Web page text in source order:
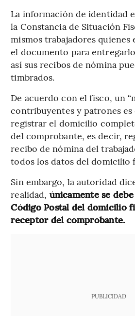
La información de identidad
la Constancia de Situación
mismos trabajadores
el documento para
así sus recibos de nómina
timbrados.
De acuerdo con el fisco, un
contribuyentes y patrones es
registrar el domicilio
del comprobante, es decir,
recibo de nómina del
todos los datos del domicilio
Sin embargo, la autoridad
realidad, únicamente se
Código Postal del domicilio
receptor del comprobante.
PUBLICIDAD